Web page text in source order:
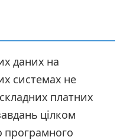
даних на
системах не
платних
цілком
програмного